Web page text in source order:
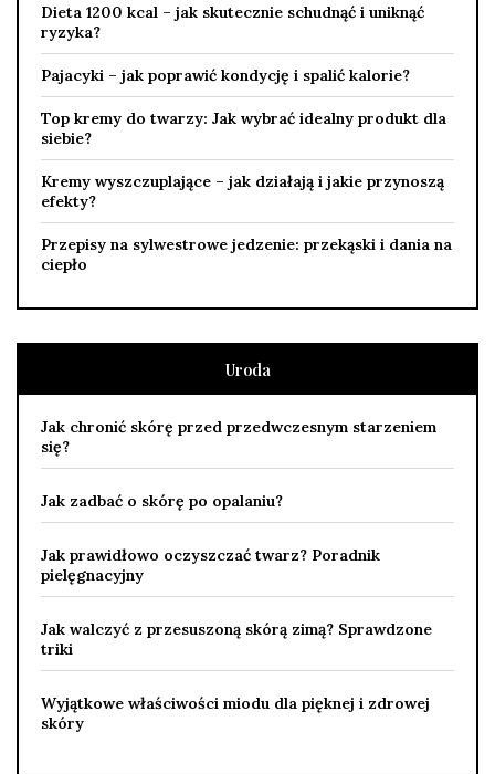
Dieta 1200 kcal – jak skutecznie schudnąć i uniknąć
ryzyka?
Pajacyki – jak poprawić kondycję i spalić kalorie?
Top kremy do twarzy: Jak wybrać idealny produkt dla
siebie?
Kremy wyszczuplające – jak działają i jakie przynoszą
efekty?
Przepisy na sylwestrowe jedzenie: przekąski i dania na
ciepło
Uroda
Jak chronić skórę przed przedwczesnym starzeniem
się?
Jak zadbać o skórę po opalaniu?
Jak prawidłowo oczyszczać twarz? Poradnik
pielęgnacyjny
Jak walczyć z przesuszoną skórą zimą? Sprawdzone
triki
Wyjątkowe właściwości miodu dla pięknej i zdrowej
skóry